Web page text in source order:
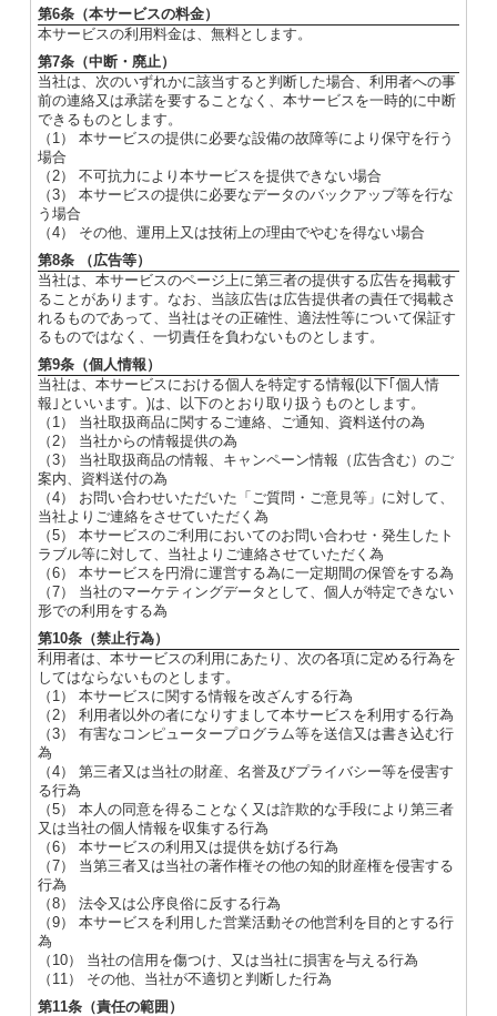
第6条（本サービスの料金）
本サービスの利用料金は、無料とします。
第7条（中断・廃止）
当社は、次のいずれかに該当すると判断した場合、利用者への事
前の連絡又は承諾を要することなく、本サービスを一時的に中断
できるものとします。
（1） 本サービスの提供に必要な設備の故障等により保守を行う
場合
（2） 不可抗力により本サービスを提供できない場合
（3） 本サービスの提供に必要なデータのバックアップ等を行な
う場合
（4） その他、運用上又は技術上の理由でやむを得ない場合
第8条 （広告等）
当社は、本サービスのページ上に第三者の提供する広告を掲載す
ることがあります。なお、当該広告は広告提供者の責任で掲載さ
れるものであって、当社はその正確性、適法性等について保証す
るものではなく、一切責任を負わないものとします。
第9条（個人情報）
当社は、本サービスにおける個人を特定する情報(以下｢個人情
報｣といいます。)は、以下のとおり取り扱うものとします。
（1） 当社取扱商品に関するご連絡、ご通知、資料送付の為
（2） 当社からの情報提供の為
（3） 当社取扱商品の情報、キャンペーン情報（広告含む）のご
案内、資料送付の為
（4） お問い合わせいただいた「ご質問・ご意見等」に対して、
当社よりご連絡をさせていただく為
（5） 本サービスのご利用においてのお問い合わせ・発生したト
ラブル等に対して、当社よりご連絡させていただく為
（6） 本サービスを円滑に運営する為に一定期間の保管をする為
（7） 当社のマーケティングデータとして、個人が特定できない
形での利用をする為
第10条（禁止行為）
利用者は、本サービスの利用にあたり、次の各項に定める行為を
してはならないものとします。
（1） 本サービスに関する情報を改ざんする行為
（2） 利用者以外の者になりすまして本サービスを利用する行為
（3） 有害なコンピュータープログラム等を送信又は書き込む行
為
（4） 第三者又は当社の財産、名誉及びプライバシー等を侵害す
る行為
（5） 本人の同意を得ることなく又は詐欺的な手段により第三者
又は当社の個人情報を収集する行為
（6） 本サービスの利用又は提供を妨げる行為
（7） 当第三者又は当社の著作権その他の知的財産権を侵害する
行為
（8） 法令又は公序良俗に反する行為
（9） 本サービスを利用した営業活動その他営利を目的とする行
為
（10） 当社の信用を傷つけ、又は当社に損害を与える行為
（11） その他、当社が不適切と判断した行為
第11条（責任の範囲）